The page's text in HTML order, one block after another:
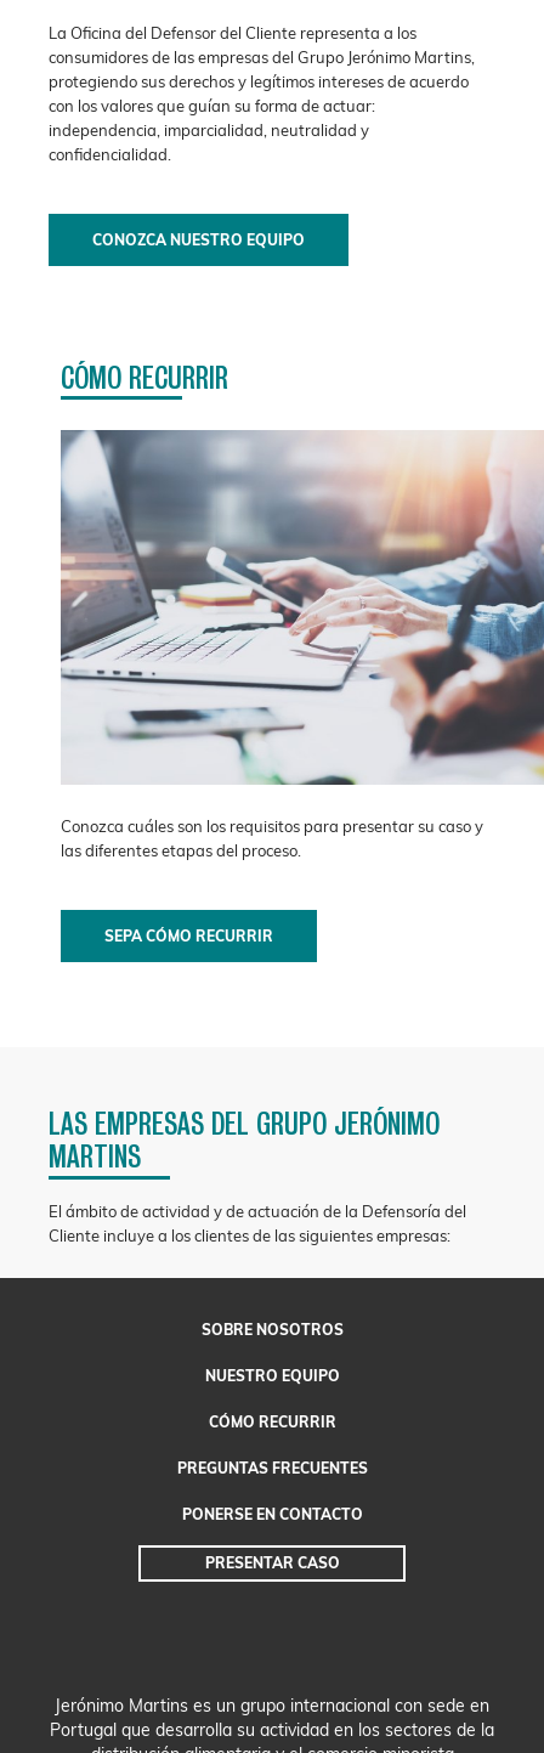
La Oficina del Defensor del Cliente representa a los
consumidores de las empresas del Grupo Jerónimo Martins,
protegiendo sus derechos y legítimos intereses de acuerdo
con los valores que guían su forma de actuar:
independencia, imparcialidad, neutralidad y
confidencialidad.
CONOZCA NUESTRO EQUIPO
CÓMO RECURRIR
Conozca cuáles son los requisitos para presentar su caso y
las diferentes etapas del proceso.
SEPA CÓMO RECURRIR
LAS EMPRESAS DEL GRUPO JERÓNIMO
MARTINS
El ámbito de actividad y de actuación de la Defensoría del
Cliente incluye a los clientes de las siguientes empresas:
SOBRE NOSOTROS
NUESTRO EQUIPO
CÓMO RECURRIR
PREGUNTASFRECUENTES
PONERSE EN CONTACTO
PRESENTAR CASO
Jerónimo Martins es un grupo internacional con sede en
Portugal que desarrolla su actividad en los sectores de la